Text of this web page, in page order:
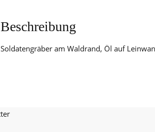
Beschreibung
Soldatengräber am Waldrand, Öl auf